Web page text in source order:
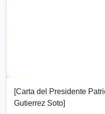
[Carta del Presidente
Gutierrez Soto]